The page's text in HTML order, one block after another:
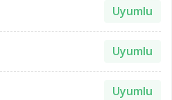
Uyumlu
Uyumlu
Uyumlu